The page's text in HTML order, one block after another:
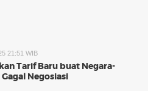
21:51 WIB
Tarif Baru buat Negara-
Negosiasi